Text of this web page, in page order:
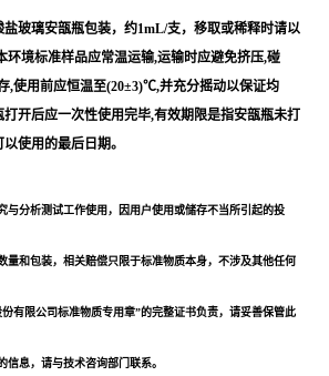
玻璃安瓿瓶包装，约1mL/支，移取或稀释时请以
标准样品应常温运输,运输时应避免挤压,碰
,使用前应恒温至(20±3)℃,并充分摇动以保证均
开后应一次性使用完毕,有效期限是指安瓿瓶未打
使用的最后日期。
与分析测试工作使用，因用户使用或储存不当所引起的投
量和包装，相关赔偿只限于标准物质本身，不涉及其他任何
有限公司标准物质专用章”的完整证书负责，请妥善保管此
信息，请与技术咨询部门联系。